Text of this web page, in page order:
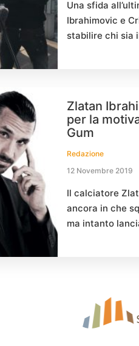
Una sfida
Ibrahimovic e
stabilire chi sia
Zlatan
per la
Gum
Redazione
12 Novembre 2019
Il calciatore
ancora in che
ma intanto